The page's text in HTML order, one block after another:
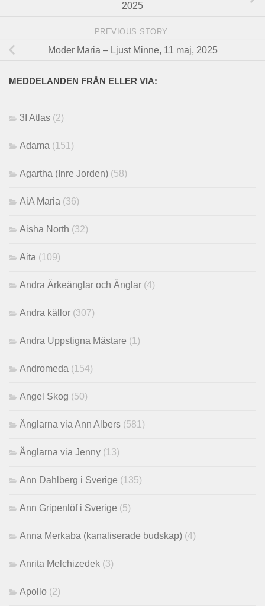
2025
PREVIOUS STORY
Moder Maria – Ljust Minne, 11 maj, 2025
MEDDELANDEN FRÅN ELLER VIA:
3I Atlas (2)
Adama (151)
Agartha (Inre Jorden) (58)
AiA Maria (36)
Aisha North (32)
Aita (109)
Andra Ärkeänglar och Änglar (4)
Andra källor (307)
Andra Uppstigna Mästare (1)
Andromeda (154)
Angel Skog (50)
Änglarna via Ann Albers (581)
Änglarna via Jenny (13)
Ann Dahlberg i Sverige (135)
Ann Gripenlöf i Sverige (5)
Anna Merkaba (kanaliserade budskap) (4)
Anrita Melchizedek (3)
Apollo (2)